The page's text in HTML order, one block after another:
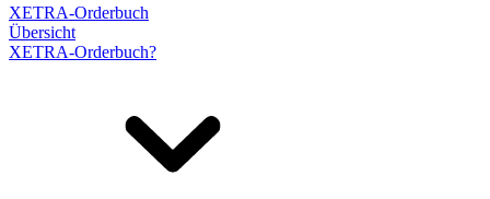
XETRA-Orderbuch
Übersicht
XETRA-Orderbuch?